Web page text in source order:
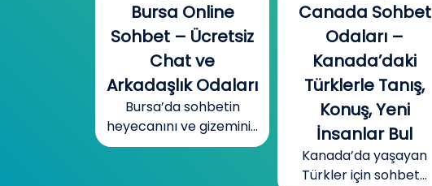
Bursa Online
Sohbet – Ücretsiz
Chat ve
Arkadaşlık Odaları
Bursa’da sohbetin
heyecanını ve gizemini...
Canada Sohbet
Odaları –
Kanada’daki
Türklerle Tanış,
Konuş, Yeni
İnsanlar Bul
Kanada’da yaşayan
Türkler için sohbet...